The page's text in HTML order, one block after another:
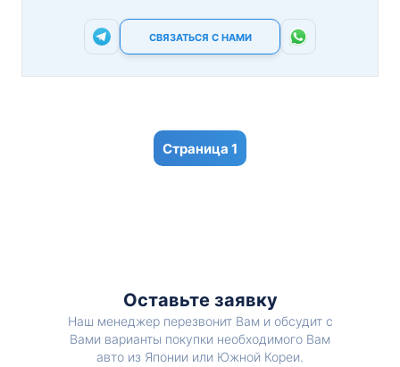
СВЯЗАТЬСЯ С НАМИ
1
Оставьте заявку
Наш менеджер перезвонит Вам и обсудит с
Вами варианты покупки необходимого Вам
авто из Японии или Южной Кореи.